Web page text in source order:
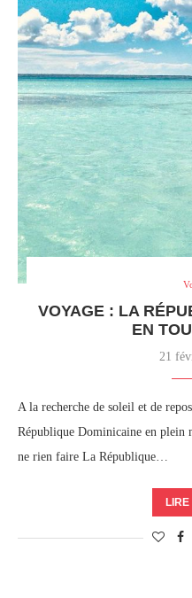
VOYAGE : LA
EN
21
A la recherche de soleil et de
République Dominicaine en
ne rien faire La République…